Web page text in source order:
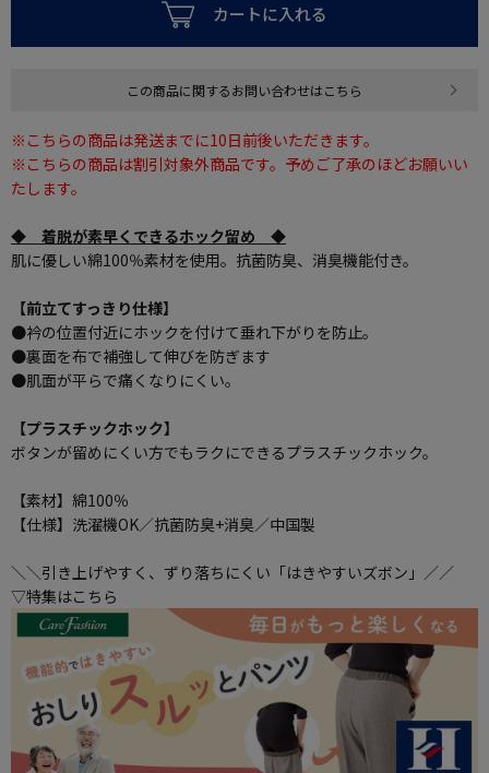
カートに入れる
この商品に関するお問い合わせはこちら
※こちらの商品は発送までに10日前後いただきます。
※こちらの商品は割引対象外商品です。予めご了承のほどお願いい
たします。
◆ 着脱が素早くできるホック留め ◆
肌に優しい綿100％素材を使用。抗菌防臭、消臭機能付き。
【前立てすっきり仕様】
●衿の位置付近にホックを付けて垂れ下がりを防止。
●裏面を布で補強して伸びを防ぎます
●肌面が平らで痛くなりにくい。
【プラスチックホック】
ボタンが留めにくい方でもラクにできるプラスチックホック。
【素材】綿100％
【仕様】洗濯機OK／抗菌防臭+消臭／中国製
＼＼引き上げやすく、ずり落ちにくい「はきやすいズボン」／／
▽特集はこちら